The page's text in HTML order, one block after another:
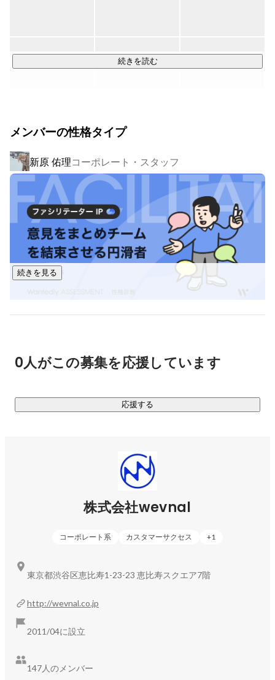
AI/人工知能といった最新テクノロジーを取り入れながら、新
直近、投資家からも弊社のビジョンと実績を評価頂き、シリ
https://prtimes.jp/main/html/rd/p/000000139.000015648.htm
l
https://www.nikkei.com/article/DGXZQOUC273CS0X20C21A
8000000/
9月21日に日本経済新聞にもサービスが掲載されました！
・社員平均年齢： 30歳
・男女比： 6対4
人数が増えてもいつまでもワンフロア構想。
役員を含め、みんなが同じフロアで コミュニケーションを
という代表の理想を体現したオフィスです。
続きを読む
メンバーの性格タイプ
新原 佑理コーポレート・スタッフ
続きを見る
0人がこの募集を応援しています
応援する
株式会社wevnal
コーポレート系 カスタマーサクセス +1
http://wevnal.co.jp
2011/04に設立
147人のメンバー
東京都渋谷区恵比寿1-23-23 恵比寿スクエア7階